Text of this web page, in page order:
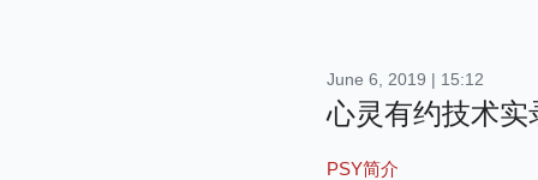
June 6, 2019 | 15:12
心灵有约技术实
PSY简介